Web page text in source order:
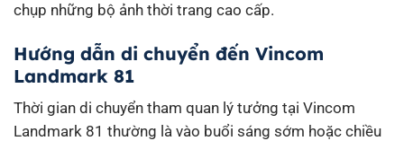
chụp những bộ ảnh thời trang cao cấp.
Hướng dẫn di chuyển đến Vincom
Landmark 81
Thời gian di chuyển tham quan lý tưởng tại Vincom
Landmark 81 thường là vào buổi sáng sớm hoặc chiều